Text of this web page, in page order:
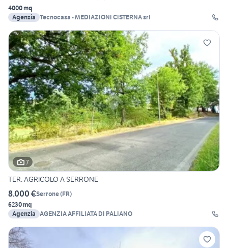
4000 mq
Agenzia Tecnocasa - MEDIAZIONI CISTERNA srl
7
TER. AGRICOLO A SERRONE
8.000 €Serrone(FR)
6230 mq
Agenzia AGENZIA AFFILIATA DI PALIANO